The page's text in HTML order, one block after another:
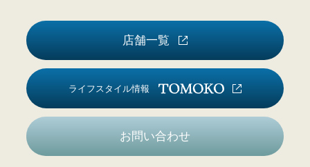
店舗一覧
ライフスタイル情報
お問い合わせ